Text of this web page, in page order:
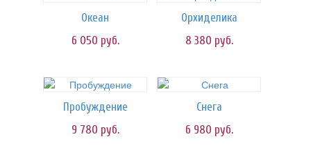
Океан
6 050 руб.
Орхиделика
8 380 руб.
Пробуждение
9 780 руб.
Снега
6 980 руб.